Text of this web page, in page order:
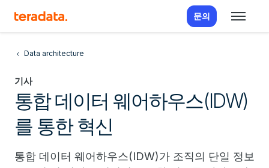
문의
Data architecture
기사
통합 데이터 웨어하우스(IDW)
를 통한 혁신
통합 데이터 웨어하우스(IDW)가 조직의 단일 정보